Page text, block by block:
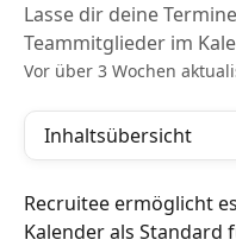
Lasse dir deine
Teammitglieder im
Vor über 3 Wochen
Inhaltsübersicht
Recruitee ermöglicht
Kalender als Standard